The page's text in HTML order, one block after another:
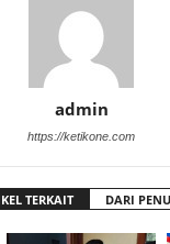
admin
https://ketikone.com
TERKAIT DARI